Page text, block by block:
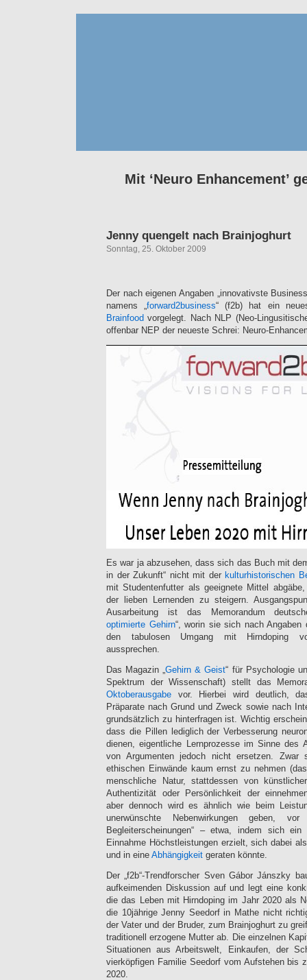
Mit ‘Neuro Enhancement’
Jenny quengelt nach Brainjoghurt
Sonntag, 25. Oktober 2009
Der nach eigenen Angaben „innovativste
namens „forward2business“ (f2b) hat ein
Brainfood vorgelegt. Nach NLP (Neo-
offenbar NEP der neueste Schrei: Neuro-
Es war ja abzusehen, dass sich das Buch mit
in der Zukunft“ nicht mit der kulturhistorischen
mit Studentenfutter als geeignete Mittel
der lieben Lernenden zu steigern.
Ausarbeitung ist das Memorandum
optimierte Gehirn“, worin sie sich nach Angaben
den tabulosen Umgang mit Hirndoping
aussprechen.
Das Magazin „Gehirn & Geist“ für Psychologie
Spektrum der Wissenschaft) stellt das
Oktoberausgabe vor. Hierbei wird deutlich,
Präparate nach Grund und Zweck sowie nach
grundsätzlich zu hinterfragen ist. Wichtig
dass die Pillen lediglich der Verbesserung
dienen, eigentliche Lernprozesse im Sinne des
von Argumenten jedoch nicht ersetzen. Zwar
ethischen Einwände kaum ernst zu nehmen
menschliche Natur, stattdessen von
Authentizität oder Persönlichkeit der
aber dennoch wird es ähnlich wie beim
unerwünschte Nebenwirkungen geben,
Begleiterscheinungen“ – etwa, indem sich
Einnahme Höchstleistungen erzielt, sich dabei
und in eine Abhängigkeit geraten könnte.
Der „f2b“-Trendforscher Sven Gábor Jánszky
aufkeimenden Diskussion auf und legt eine
die das Leben mit Hirndoping im Jahr 2020 als
die 10jährige Jenny Seedorf in Mathe nicht
der Vater und der Bruder, zum Brainjoghurt zu
traditionell erzogene Mutter ab. Die einzelnen
Situationen aus Arbeitswelt, Einkaufen, der
vierköpfigen Familie Seedorf vom Aufstehen bis
2020.